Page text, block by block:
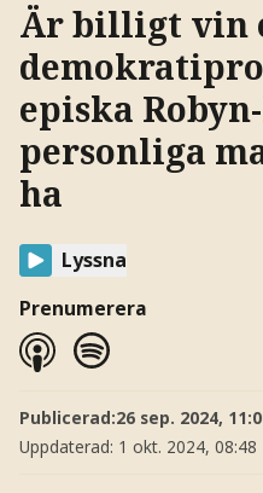
Är billigt vin
episka
personliga
ha
Lyssna
Prenumerera
Publicerad:26 sep. 2024,
Uppdaterad: 1 okt. 2024, 08:48